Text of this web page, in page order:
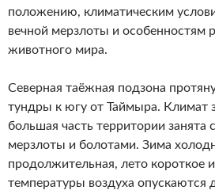
положению, климатическим
вечной мерзлоты и особенностям
животного мира.
Северная таёжная подзона
тундры к югу от Таймыра. Климат
большая часть территории занята
мерзлоты и болотами. Зима
продолжительная, лето короткое
температуры воздуха опускаются